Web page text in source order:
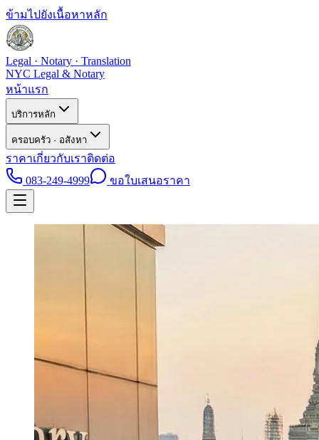
ข้ามไปยังเนื้อหาหลัก
Legal · Notary · Translation
NYC Legal & Notary
หน้าแรก
บริการหลัก
ครอบครัว · อสังหา
ราคาเกี่ยวกับเราติดต่อ
083-249-4999
ขอใบเสนอราคา